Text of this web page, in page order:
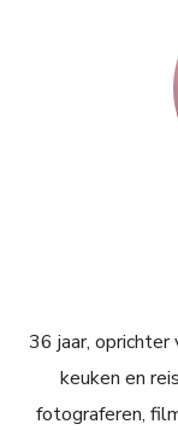
36 jaar,
keuken en
fotograferen,